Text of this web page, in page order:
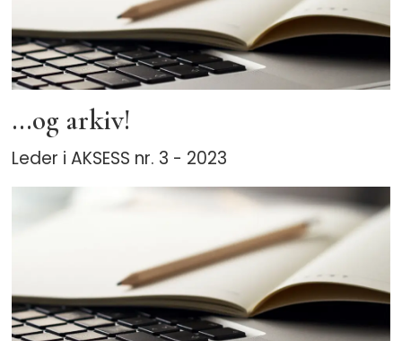
…og arkiv!
Leder i AKSESS nr. 3 - 2023